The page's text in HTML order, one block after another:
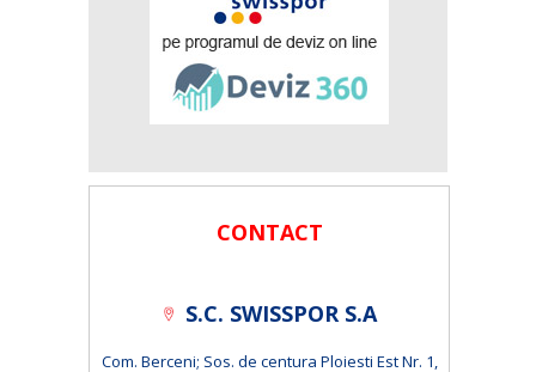
CONTACT
S.C. SWISSPOR S.A
Com. Berceni; Sos. de centura Ploiesti Est Nr. 1,